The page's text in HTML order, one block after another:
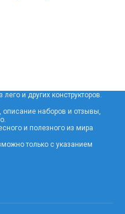
и других конструкторов.
наборов и отзывы,
и полезного из мира
только с указанием